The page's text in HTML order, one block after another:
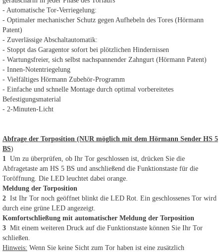
- Automatische Tor-Verriegelung:
- Optimaler mechanischer Schutz gegen Aufhebeln des Tores (Hörmann
Patent)
- Zuverlässige Abschaltautomatik:
- Stoppt das Garagentor sofort bei plötzlichen Hindernissen
- Wartungsfreier, sich selbst nachspannender Zahngurt (Hörmann Patent)
- Innen-Notentriegelung
- Vielfältiges Hörmann Zubehör-Programm
- Einfache und schnelle Montage durch optimal vorbereitetes
Befestigungsmaterial
- 2-Minuten-Licht
Abfrage der Torposition (NUR möglich mit dem Hörmann Sender HS 5
BS)
1 Um zu überprüfen, ob Ihr Tor geschlossen ist, drücken Sie die
Abfragetaste am HS 5 BS und anschließend die Funktionstaste für die
Toröffnung. Die LED leuchtet dabei orange.
Meldung der Torposition
2 Ist Ihr Tor noch geöffnet blinkt die LED Rot. Ein geschlossenes Tor wird
durch eine grüne LED angezeigt.
Komfortschließung mit automatischer Meldung der Torposition
3 Mit einem weiteren Druck auf die Funktionstaste können Sie Ihr Tor
schließen.
Hinweis: Wenn Sie keine Sicht zum Tor haben ist eine zusätzlich